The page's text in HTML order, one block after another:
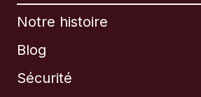
Notre histoire
Blog
Sécurité